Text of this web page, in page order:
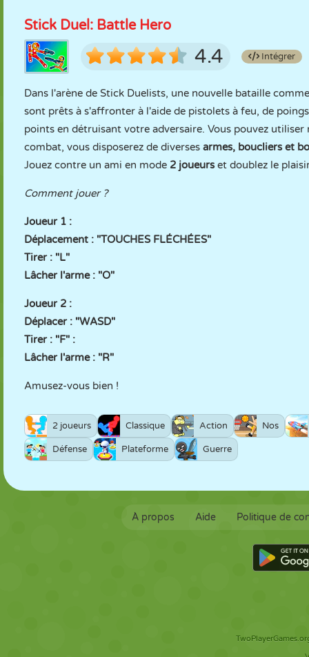
Stick Duel: Battle Hero
4.4 Intégrer
Dans l'arène de Stick Duelists, une nouvelle bataille
sont prêts à s'affronter à l'aide de pistolets à feu, de
points en détruisant votre adversaire. Vous pouvez
combat, vous disposerez de diverses armes, boucliers et
Jouez contre un ami en mode 2 joueurset doublez le
Comment jouer ?
Joueur 1 :
Déplacement : "TOUCHES FLÉCHÉES"
Tirer : "L"
Lâcher l'arme : "O"
Joueur 2 :
Déplacer : "WASD"
Tirer : "F" :
Lâcher l'arme : "R"
Amusez-vous bien !
2 joueurs Classique Action Nos
Défense Plateforme Guerre
À propos Aide Politique de